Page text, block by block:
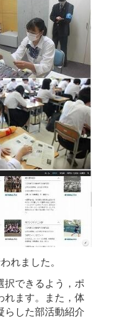
れました。
択できるよう，ポ
れます。また，体
らした部活動紹介